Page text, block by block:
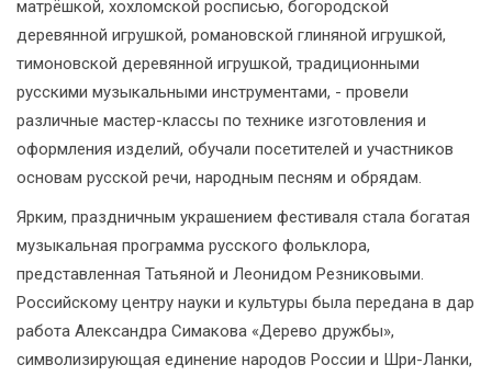
матрёшкой, хохломской росписью, богородской
деревянной игрушкой, романовской глиняной игрушкой,
тимоновской деревянной игрушкой, традиционными
русскими музыкальными инструментами, - провели
различные мастер-классы по технике изготовления и
оформления изделий, обучали посетителей и участников
основам русской речи, народным песням и обрядам.
Ярким, праздничным украшением фестиваля стала богатая
музыкальная программа русского фольклора,
представленная Татьяной и Леонидом Резниковыми.
Российскому центру науки и культуры была передана в дар
работа Александра Симакова «Дерево дружбы»,
символизирующая единение народов России и Шри-Ланки,